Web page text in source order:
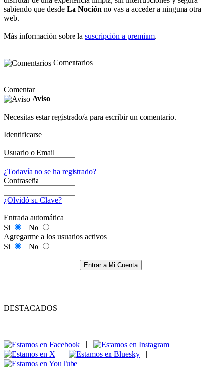
sabiendo que desde La Noción no vas a acceder a ninguna otra
web.
Más información sobre la suscripción a premium.
Comentarios
Comentar
Aviso
Necesitas estar registrado/a para escribir un comentario.
Identificarse
Usuario o Email
¿Todavía no se ha registrado?
Contraseña
¿Olvidó su Clave?
Entrada automática
Si
No
Agregarme a los usuarios activos
Si
No
Entrar a Mi Cuenta
DESTACADOS
|
|